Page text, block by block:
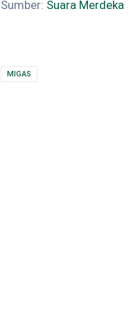
Sumber: Suara Merdeka
MIGAS